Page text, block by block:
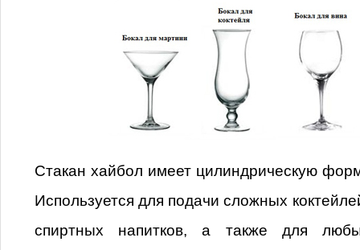
Стакан хайбол имеет цилиндрическую
Используется для подачи сложных
спиртных напитков, а также для